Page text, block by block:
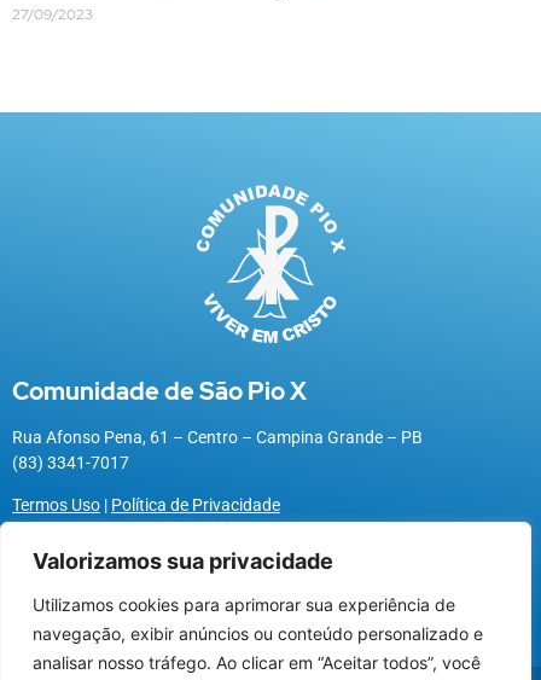
Utilizamos cookies para oferecer melhor
experiência, melhorar o desempenho, analisar
como você interage em nosso site e
Valorizamos sua privacidade
Utilizamos cookies para aprimorar sua experiência de
navegação, exibir anúncios ou conteúdo personalizado e
analisar nosso tráfego. Ao clicar em “Aceitar todos”, você
27/09/2023
Comunidade de São Pio X
Rua Afonso Pena, 61 – Centro – Campina Grande – PB
(83) 3341-7017
Termos Uso | Política de Privacidade